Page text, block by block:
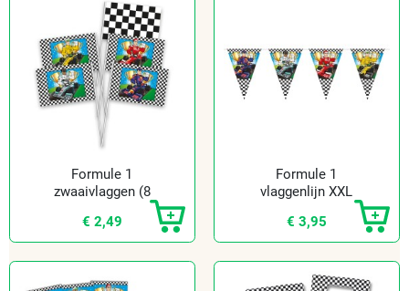
Formule 1
zwaaivlaggen (8
€ 2,49
Formule 1
vlaggenlijn XXL
€ 3,95